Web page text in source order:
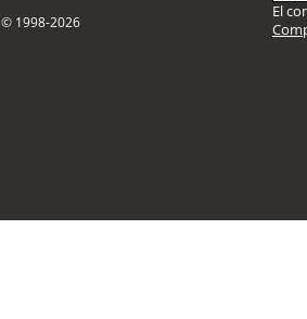
1998-2026
El